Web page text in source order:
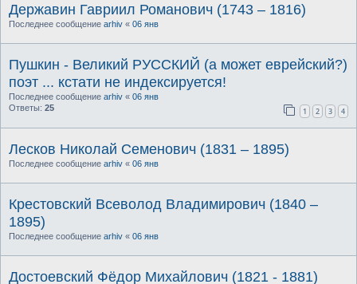
Державин Гавриил Романович (1743 – 1816)
Последнее сообщение arhiv « 06 янв
Пушкин - Великий РУССКИЙ (а может еврейский?)
поэт ... кстати не индексируется!
Последнее сообщение arhiv « 06 янв
Ответы: 25 1 2 3 4
Лесков Николай Семенович (1831 – 1895)
Последнее сообщение arhiv « 06 янв
Крестовский Всеволод Владимирович (1840 –
1895)
Последнее сообщение arhiv « 06 янв
Достоевский Фёдор Михайлович (1821 - 1881)